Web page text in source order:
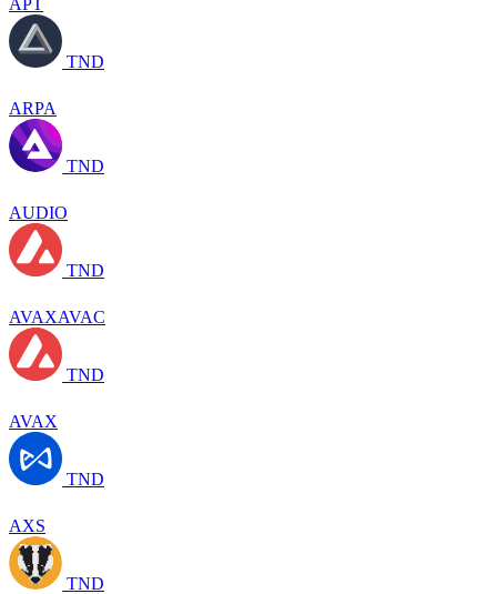
TND
ARPA
TND
AUDIO
TND
AVAXAVAC
TND
AVAX
TND
AXS
TND